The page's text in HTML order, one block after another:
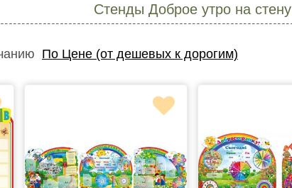
Стенды Доброе утро на стену
По Цене (от дешевых к дорогим)